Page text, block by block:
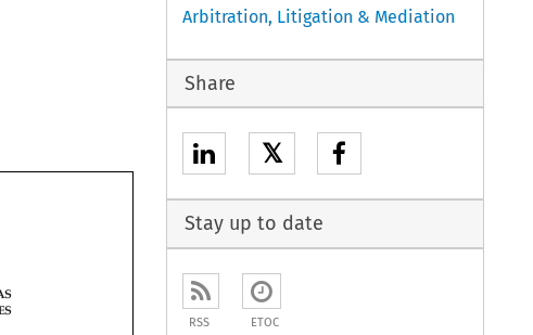




Arbitration, Litigation & Mediation
Share
𝕏
Stay up to date
RSS ETOC